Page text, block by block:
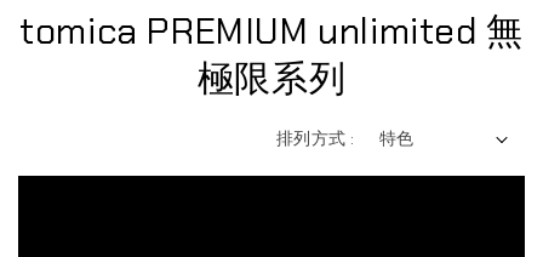
tomica PREMIUM unlimited 無
極限系列
排列方式 :